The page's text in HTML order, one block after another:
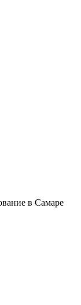
в Самаре